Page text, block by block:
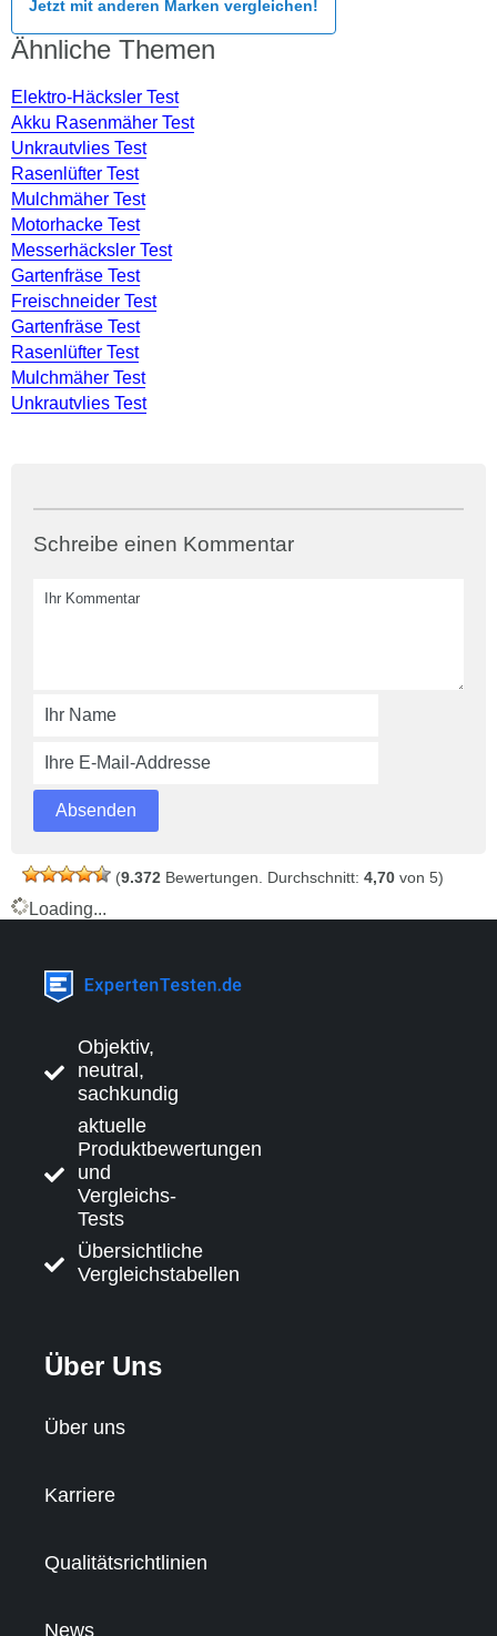
Jetzt mit anderen Marken vergleichen!
Ähnliche Themen
Elektro-Häcksler Test
Akku Rasenmäher Test
Unkrautvlies Test
Rasenlüfter Test
Mulchmäher Test
Motorhacke Test
Messerhäcksler Test
Gartenfräse Test
Freischneider Test
Gartenfräse Test
Rasenlüfter Test
Mulchmäher Test
Unkrautvlies Test
Schreibe einen Kommentar
(9.372 Bewertungen. Durchschnitt: 4,70 von 5)
Loading...
Objektiv,
neutral,
sachkundig
aktuelle
Produktbewertungen
und
Vergleichs-
Tests
Übersichtliche
Vergleichstabellen
Über Uns
Über uns
Karriere
Qualitätsrichtlinien
News